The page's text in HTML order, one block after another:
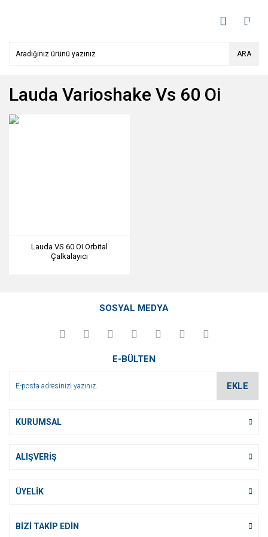
ARA
Lauda Varioshake Vs 60 Oi
Lauda VS 60 OI Orbital
Çalkalayıcı
SOSYAL MEDYA
E-BÜLTEN
EKLE
KURUMSAL
ALIŞVERİŞ
ÜYELİK
BİZİ TAKİP EDİN